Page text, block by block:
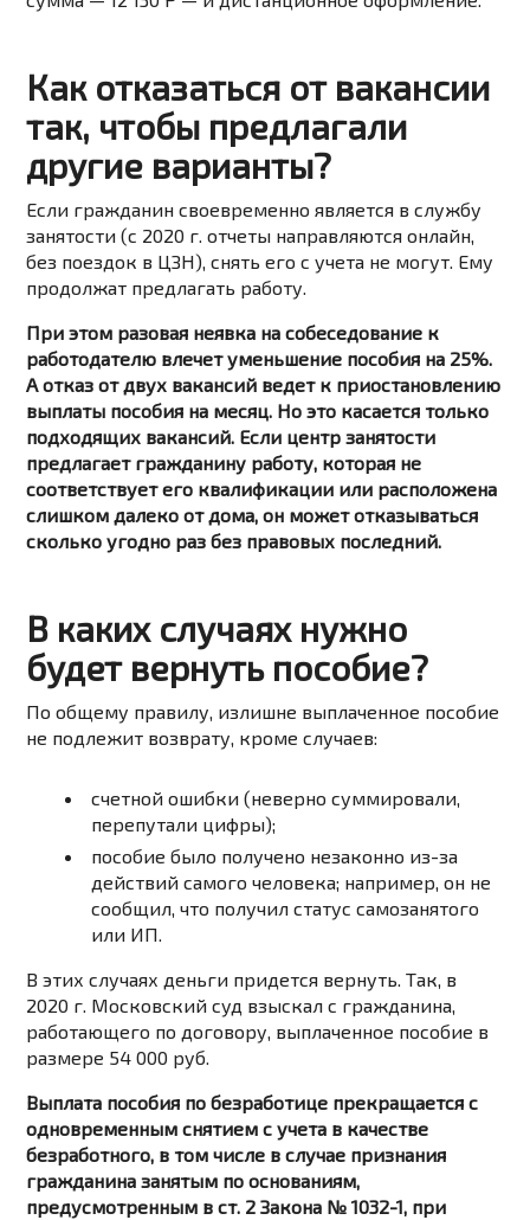
Как отказаться от вакансии
так, чтобы предлагали
другие варианты?
Если гражданин своевременно является в службу
занятости (с 2020 г. отчеты направляются онлайн,
без поездок в ЦЗН), снять его с учета не могут. Ему
продолжат предлагать работу.
При этом разовая неявка на собеседование к
работодателю влечет уменьшение пособия на 25%.
А отказ от двух вакансий ведет к приостановлению
выплаты пособия на месяц. Но это касается только
подходящих вакансий. Если центр занятости
предлагает гражданину работу, которая не
соответствует его квалификации или расположена
слишком далеко от дома, он может отказываться
сколько угодно раз без правовых последний.
В каких случаях нужно
будет вернуть пособие?
По общему правилу, излишне выплаченное пособие
не подлежит возврату, кроме случаев:
счетной ошибки (неверно суммировали,
перепутали цифры);
пособие было получено незаконно из-за
действий самого человека; например, он не
сообщил, что получил статус самозанятого
или ИП.
В этих случаях деньги придется вернуть. Так, в
2020 г. Московский суд взыскал с гражданина,
работающего по договору, выплаченное пособие в
размере 54 000 руб.
Выплата пособия по безработице прекращается с
одновременным снятием с учета в качестве
безработного, в том числе в случае признания
гражданина занятым по основаниям,
предусмотренным в ст. 2 Закона № 1032-1, при